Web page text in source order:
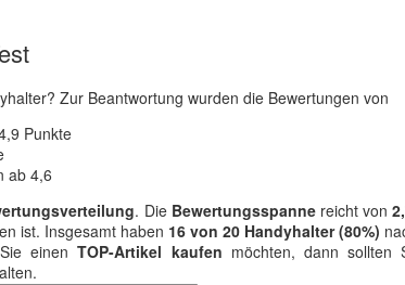
Zur Beantwortung wurden die Bewertungen von
Punkte
ab 4,6
. Die Bewertungsspannereicht von
ist. Insgesamt haben 16 von 20 Handyhalter (80%)
Sie einenTOP-Artikel kaufen möchten, dann sollten